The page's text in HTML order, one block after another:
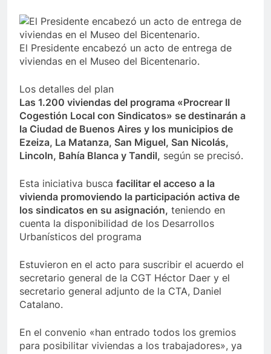
El Presidente encabezó un acto de entrega de
viviendas en el Museo del Bicentenario.
Los detalles del plan
Las 1.200 viviendas del programa «Procrear II
Cogestión Local con Sindicatos» se destinarán a
la Ciudad de Buenos Aires y los municipios de
Ezeiza, La Matanza, San Miguel, San Nicolás,
Lincoln, Bahía Blanca y Tandil, según se precisó.
Esta iniciativa busca facilitar el acceso a la
vivienda promoviendo la participación activa de
los sindicatos en su asignación, teniendo en
cuenta la disponibilidad de los Desarrollos
Urbanísticos del programa
Estuvieron en el acto para suscribir el acuerdo el
secretario general de la CGT Héctor Daer y el
secretario general adjunto de la CTA, Daniel
Catalano.
En el convenio «han entrado todos los gremios
para posibilitar viviendas a los trabajadores», ya